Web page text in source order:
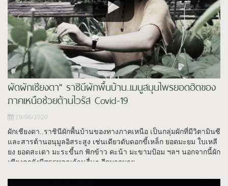
ผัดผักเชียงดา" ราชินีผักพื้นบ้าน..เมนูสมุนไพรยอดฮิตของ
ภาคเหนือช่วยต้านไวรัส Covid-19
29/06/2020
ผักเชียงดา..ราชินีผักพื้นบ้านของทางภาคเหนือ เป็นกลุ่มผักที่มีวิตามินซี
และสารต้านอนุมูลอิสระสูง เช่นเดียวดับดอกขี้เหล็ก ยอดมะยม ใบเหลี
ยง ยอดสะเดา มะระขี้นก ฟักข้าว คะน้า มะขามป้อม ฯลฯ นอกจากนี้ผัก
เชียงดายังมีสรรพคุณด้านอื่นๆ อีกมากมาย